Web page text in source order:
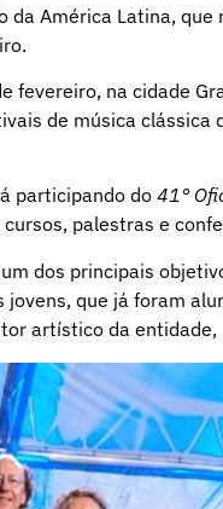
América Latina,
na cidade
de música clássica
participando do 41°
palestras e
dos principais
que já foram
artístico da entidade,